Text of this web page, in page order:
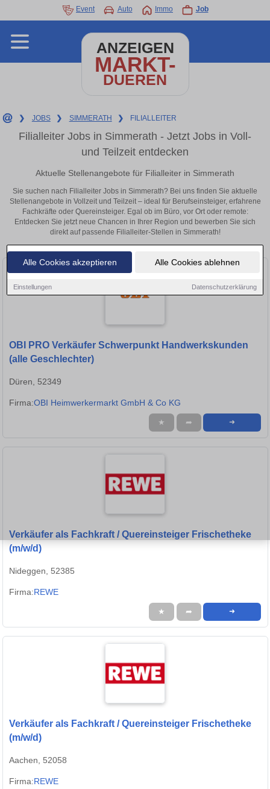
Alle Cookies akzeptieren Alle Cookies ablehnen
Einstellungen Datenschutzerklärung
Event Auto Immo Job
ANZEIGEN
MARKT-
DUEREN
❯ JOBS ❯ SIMMERATH ❯ FILIALLEITER
Filialleiter Jobs in Simmerath - Jetzt Jobs in Voll-
und Teilzeit entdecken
Aktuelle Stellenangebote für Filialleiter in Simmerath
Sie suchen nach Filialleiter Jobs in Simmerath? Bei uns finden Sie aktuelle
Stellenangebote in Vollzeit und Teilzeit – ideal für Berufseinsteiger, erfahrene
Fachkräfte oder Quereinsteiger. Egal ob im Büro, vor Ort oder remote:
Entdecken Sie jetzt neue Chancen in Ihrer Region und bewerben Sie sich
direkt auf passende Filialleiter-Stellen in Simmerath!
OBI PRO Verkäufer Schwerpunkt Handwerkskunden
(alle Geschlechter)
Düren, 52349
Firma:OBI Heimwerkermarkt GmbH & Co KG
★ ➦ ➜
Verkäufer als Fachkraft / Quereinsteiger Frischetheke
(m/w/d)
Nideggen, 52385
Firma:REWE
★ ➦ ➜
Verkäufer als Fachkraft / Quereinsteiger Frischetheke
(m/w/d)
Aachen, 52058
Firma:REWE